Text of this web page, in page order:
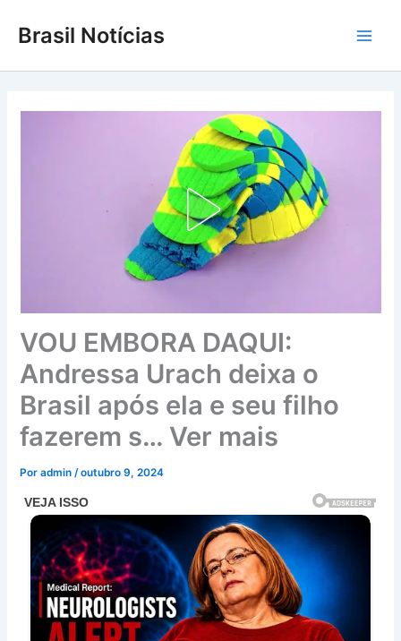
para
conteúdo
Brasil Notícias
VOU EMBORA DAQUI:
Andressa Urach deixa o
Brasil após ela e seu filho
fazerem s… Ver mais
Poradmin /outubro 9, 2024